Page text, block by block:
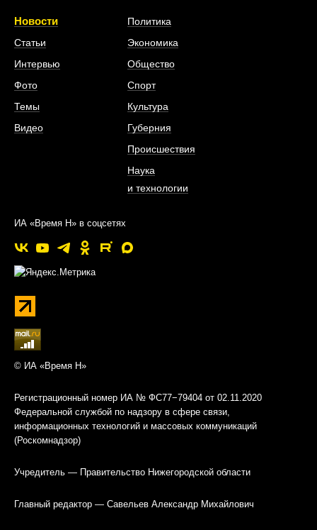
Новости
Статьи
Интервью
Фото
Темы
Видео
Политика
Экономика
Общество
Спорт
Культура
Губерния
Происшествия
Наука
и технологии
ИА «Время Н» в соцсетях
© ИА «Время Н»
Регистрационный номер ИА № ФС77−79404 от 02.11.2020
Федеральной службой по надзору в сфере связи,
информационных технологий и массовых коммуникаций
(Роскомнадзор)
Учредитель — Правительство Нижегородской области
Главный редактор — Савельев Александр Михайлович